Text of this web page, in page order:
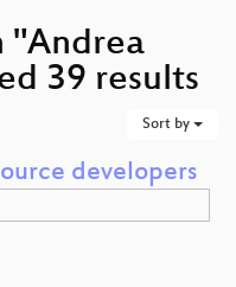
"Andrea
39 results
Sort by
developers